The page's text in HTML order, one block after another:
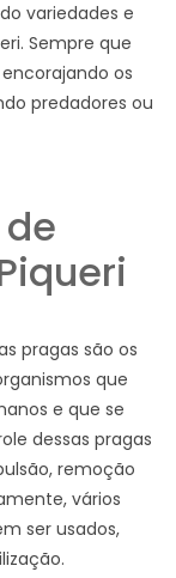
variedades e
Sempre que
os
predadores ou
pragas são os
que
e que se
dessas pragas
remoção
vários
ser usados,